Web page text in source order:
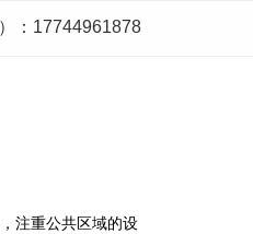
：17744961878
注重公共区域的设